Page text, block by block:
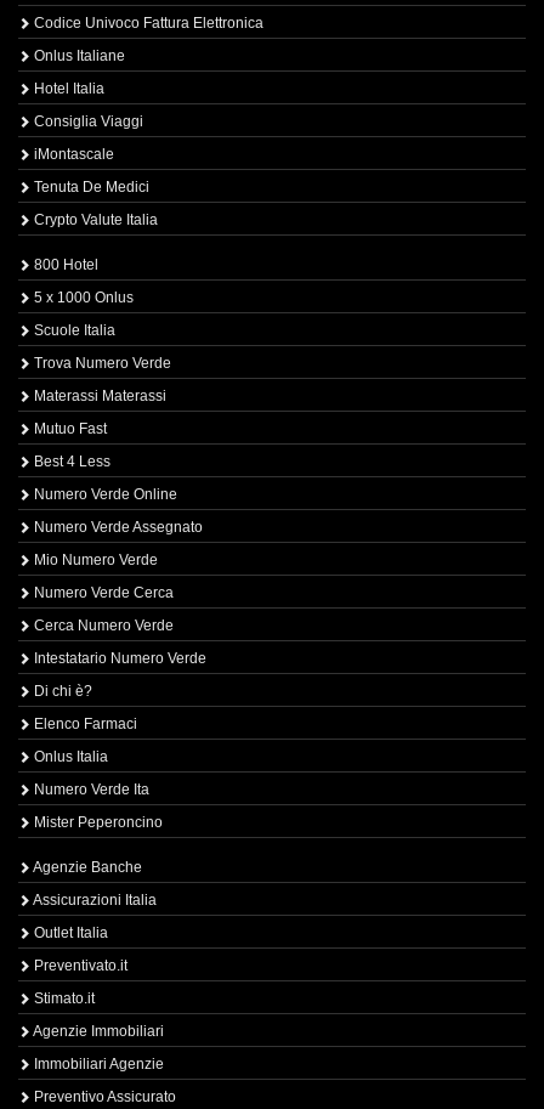
Codice Univoco Fattura Elettronica
Onlus Italiane
Hotel Italia
Consiglia Viaggi
iMontascale
Tenuta De Medici
Crypto Valute Italia
800 Hotel
5 x 1000 Onlus
Scuole Italia
Trova Numero Verde
Materassi Materassi
Mutuo Fast
Best 4 Less
Numero Verde Online
Numero Verde Assegnato
Mio Numero Verde
Numero Verde Cerca
Cerca Numero Verde
Intestatario Numero Verde
Di chi è?
Elenco Farmaci
Onlus Italia
Numero Verde Ita
Mister Peperoncino
Agenzie Banche
Assicurazioni Italia
Outlet Italia
Preventivato.it
Stimato.it
Agenzie Immobiliari
Immobiliari Agenzie
Preventivo Assicurato